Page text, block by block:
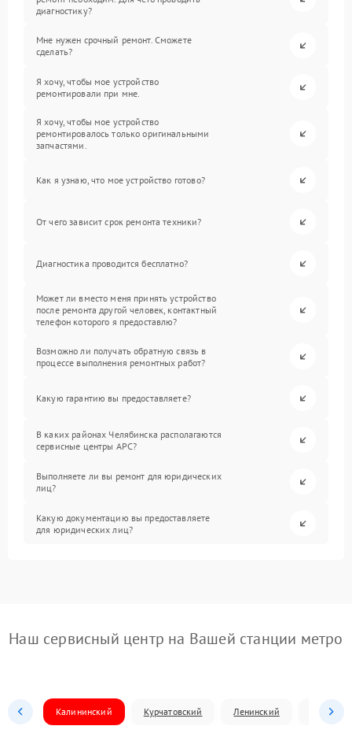
диагностику?
Мне нужен срочный ремонт. Сможете
сделать?
Я хочу, чтобы мое устройство
ремонтировали при мне.
Я хочу, чтобы мое устройство
ремонтировалось только оригинальными
запчастями.
Как я узнаю, что мое устройство готово?
От чего зависит срок ремонта техники?
Диагностика проводится бесплатно?
Может ли вместо меня принять устройство
после ремонта другой человек, контактный
телефон которого я предоставлю?
Возможно ли получать обратную связь в
процессе выполнения ремонтных работ?
Какую гарантию вы предоставляете?
В каких районах Челябинска располагаются
сервисные центры APC?
Выполняете ли вы ремонт для юридических
лиц?
Какую документацию вы предоставляете
для юридических лиц?
Наш сервисный центр на Вашей станции метро
Калининский Курчатовский Ленинский